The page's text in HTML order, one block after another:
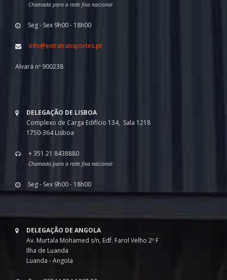
Chamada para a rede fixa nacional
Seg - Sex 9h00 - 18h00
info@extratransportes.pt
Alvará nº 900238
DELEGAÇÃO DE LISBOA
Complexo de Carga Edifício 134, Sala 1218
1750-364 Lisboa
+ 351 21 8438880
Chamada para a rede fixa nacional
Seg - Sex 9h00 - 18h00
DELEGAÇÃO DE ANGOLA
Av. Murtala Mohamed s/n, Edf. Farol Velho 2º F
Ilha de Luanda
Luanda - Angola